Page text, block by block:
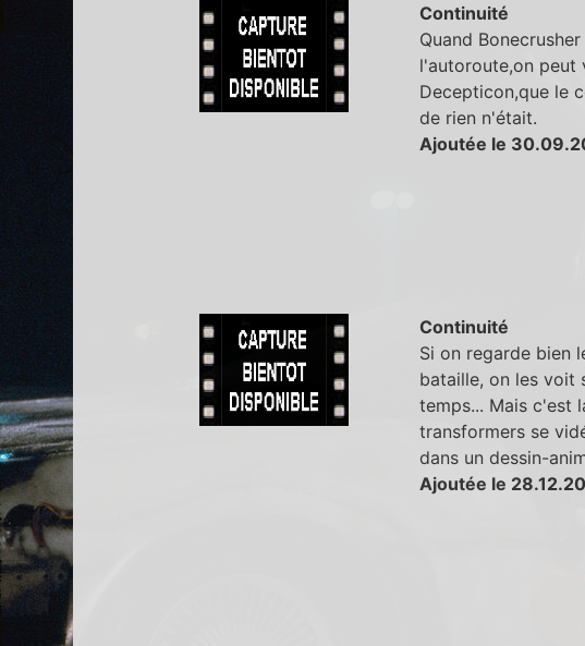
Continuité
Quand
l'autoroute,on peut
Decepticon,que le
de rien n'était.
Ajoutée le
Continuité
Si on regarde bien
bataille, on les voit
temps... Mais c'est
transformers se
dans un dessin-
Ajoutée le